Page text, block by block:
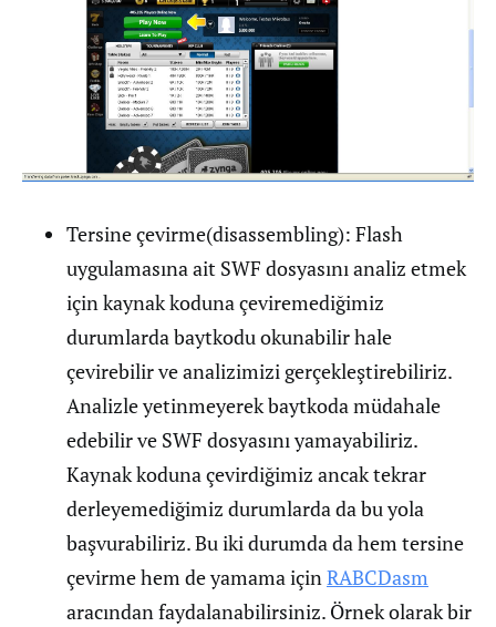
Tersine çevirme(disassembling): Flash
uygulamasına ait SWF dosyasını analiz etmek
için kaynak koduna çeviremediğimiz
durumlarda baytkodu okunabilir hale
çevirebilir ve analizimizi gerçekleştirebiliriz.
Analizle yetinmeyerek baytkoda müdahale
edebilir ve SWF dosyasını yamayabiliriz.
Kaynak koduna çevirdiğimiz ancak tekrar
derleyemediğimiz durumlarda da bu yola
başvurabiliriz. Bu iki durumda da hem tersine
çevirme hem de yamama içinRABCDasm
aracından faydalanabilirsiniz. Örnek olarak bir